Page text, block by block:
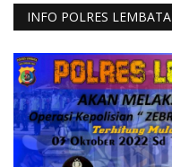
INFO POLRES LEMBATA